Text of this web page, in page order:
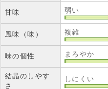
甘味 弱い
風味（味） 複雑
味の個性 まろやか
結晶のしやす
さ
しにくい